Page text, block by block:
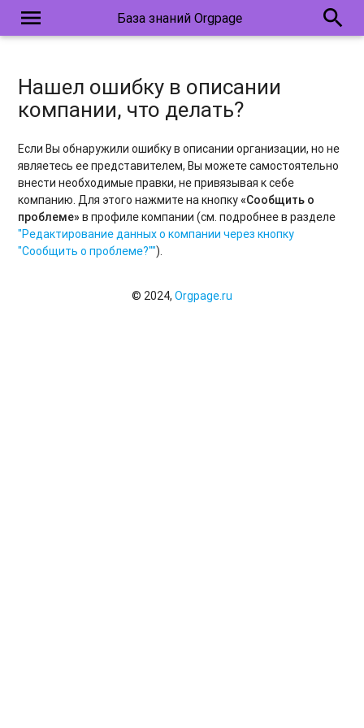
menu База знаний Orgpage search
Нашел ошибку в описании
компании, что делать?
Если Вы обнаружили ошибку в описании организации, но не
являетесь ее представителем, Вы можете самостоятельно
внести необходимые правки, не привязывая к себе
компанию. Для этого нажмите на кнопку«Сообщить о
проблеме» в профиле компании (см. подробнее в разделе
"Редактирование данных о компании через кнопку
"Сообщить о проблеме?"").
© 2024, Orgpage.ru